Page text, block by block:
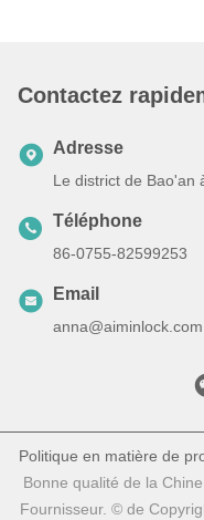
Contactez
Adresse
Le district de Bao'an
Téléphone
86-0755-82599253
Email
anna@aiminlock.com
Politique en matière de
Bonne qualité de la
Fournisseur. © de